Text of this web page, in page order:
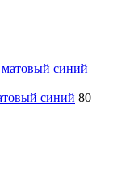
синий 80